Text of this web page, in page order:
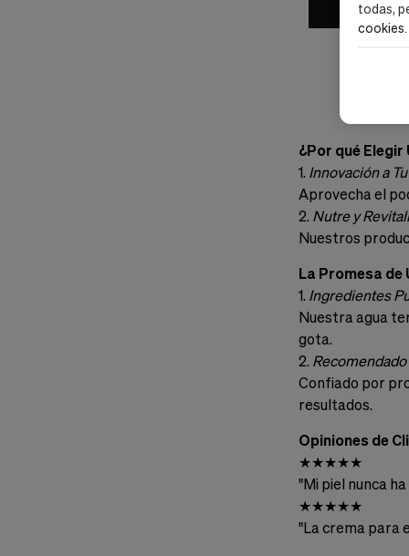
todas,
cookies.
¿Por qué Elegir
1. Innovación a
Aprovecha el
2. Nutre y
Nuestros
La Promesa de
1. Ingredientes
Nuestra agua
gota.
2.
Confiado por
resultados.
Opiniones de
★★★★★
"Mi piel nunca
★★★★★
"La crema para